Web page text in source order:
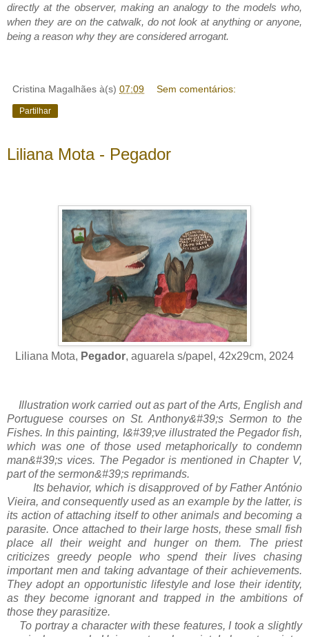
directly at the observer, making an analogy to the models who,
when they are on the catwalk, do not look at anything or anyone,
being a reason why they are considered arrogant.
Cristina Magalhães à(s) 07:09 Sem comentários:
Partilhar
Liliana Mota - Pegador
Liliana Mota, Pegador, aguarela s/papel, 42x29cm, 2024
Illustration work carried out as part of the Arts, English and
Portuguese courses on St. Anthony&#39;s Sermon to the
Fishes. In this painting, I&#39;ve illustrated the Pegador fish,
which was one of those used metaphorically to condemn
man&#39;s vices. The Pegador is mentioned in Chapter V,
part of the sermon&#39;s reprimands.
Its behavior, which is disapproved of by Father António
Vieira, and consequently used as an example by the latter, is
its action of attaching itself to other animals and becoming a
parasite. Once attached to their large hosts, these small fish
place all their weight and hunger on them. The priest
criticizes greedy people who spend their lives chasing
important men and taking advantage of their achievements.
They adopt an opportunistic lifestyle and lose their identity,
as they become ignorant and trapped in the ambitions of
those they parasitize.
To portray a character with these features, I took a slightly